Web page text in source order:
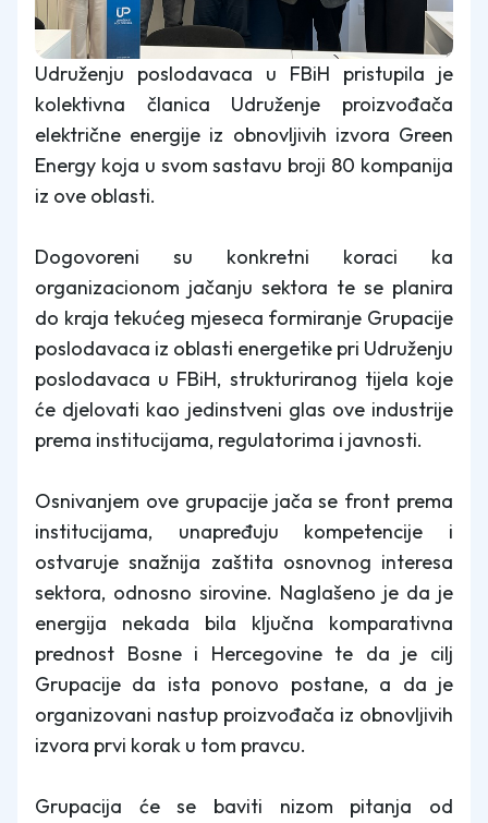
Udruženju poslodavaca u FBiH pristupila je
kolektivna članica Udruženje proizvođača
električne energije iz obnovljivih izvora Green
Energy koja u svom sastavu broji 80 kompanija
iz ove oblasti.
Dogovoreni su konkretni koraci ka
organizacionom jačanju sektora te se planira
do kraja tekućeg mjeseca formiranje Grupacije
poslodavaca iz oblasti energetike pri Udruženju
poslodavaca u FBiH, strukturiranog tijela koje
će djelovati kao jedinstveni glas ove industrije
prema institucijama, regulatorima i javnosti.
Osnivanjem ove grupacije jača se front prema
institucijama, unapređuju kompetencije i
ostvaruje snažnija zaštita osnovnog interesa
sektora, odnosno sirovine. Naglašeno je da je
energija nekada bila ključna komparativna
prednost Bosne i Hercegovine te da je cilj
Grupacije da ista ponovo postane, a da je
organizovani nastup proizvođača iz obnovljivih
izvora prvi korak u tom pravcu.
Grupacija će se baviti nizom pitanja od